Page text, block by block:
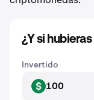
¿Y si hubieras
Invertido
USD 100